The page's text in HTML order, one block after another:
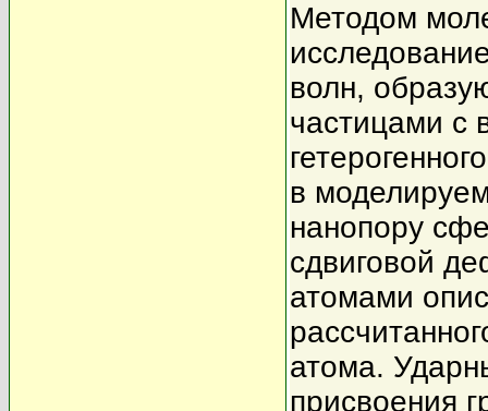
Методом
волн,
частицами с
в
нанопору
сдвиговой
атомами
атома.
присвоения